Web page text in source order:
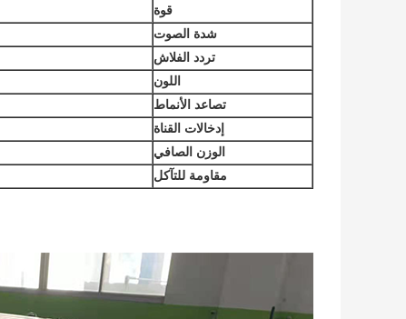
قوة
شدة الصوت
تردد الفلاش
اللون
تصاعد الأنماط
إدخالات القناة
الوزن الصافي
مقاومة للتآكل